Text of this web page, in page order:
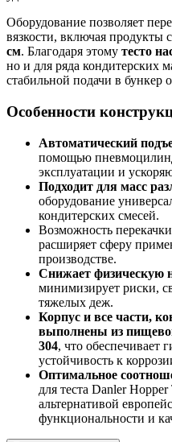
Оборудование позволяет
вязкости, включая продукты
см. Благодаря этому тесто
но и для ряда кондитерских
стабильной подачи в бункер
Особенности
Автоматический
помощью
эксплуатации и
Подходит для масс
оборудование
кондитерских смесей.
Возможность
расширяет сферу
производстве.
Снижает физическую
минимизирует риски,
тяжелых деж.
Корпус и все части,
выполнены из
304, что обеспечивает
устойчивость к
Оптимальное
для теста Danler
альтернативой
функциональности и